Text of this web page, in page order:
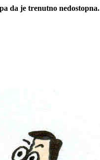
da je trenutno nedostopna.